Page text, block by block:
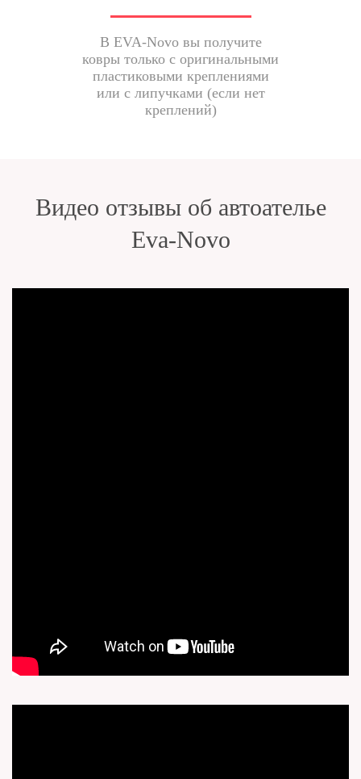
В EVA-Novo вы получите
ковры только с оригинальными
пластиковыми креплениями
или с липучками (если нет
креплений)
Видео отзывы об автоателье
Eva-Novo